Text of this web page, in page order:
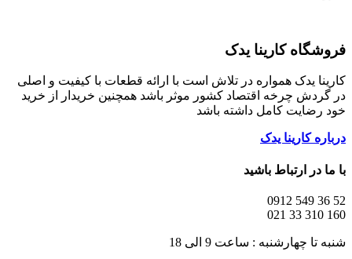
فروشگاه کارینا یدک
کارینا یدک همواره در تلاش است با ارائه قطعات با کیفیت و اصلی
در گردش چرخه اقتصاد کشور موثر باشد همچنین خریدار از خرید
خود رضایت کامل داشته باشد
درباره کارینا یدک
با ما در ارتباط باشید
52 36 549 0912
160 310 33 021
شنبه تا چهارشنبه : ساعت 9 الی 18